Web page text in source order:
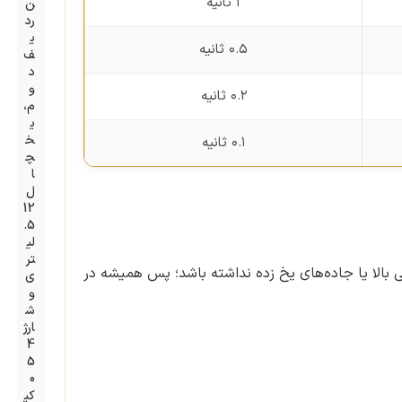
۰.۵ ثانیه
۰.۲ ثانیه
۰.۱ ثانیه
یا جاده‌های یخ زده نداشته باشد؛ پس همیشه در
ن
رد
ی
ف
د
و
م،
ی
خ
چ
ا
ل
12
.5
لی
تر
ی
و
ش
ارژ
4
5
0
کی